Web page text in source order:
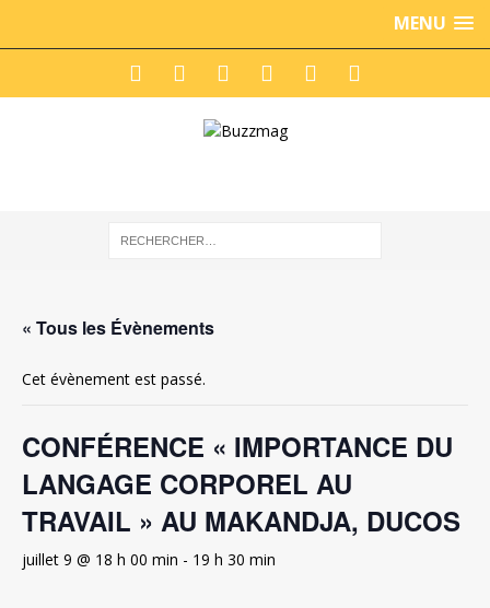
MENU
« Tous les Évènements
Cet évènement est passé.
CONFÉRENCE « IMPORTANCE DU
LANGAGE CORPOREL AU
TRAVAIL » AU MAKANDJA, DUCOS
juillet 9 @ 18 h 00 min - 19 h 30 min